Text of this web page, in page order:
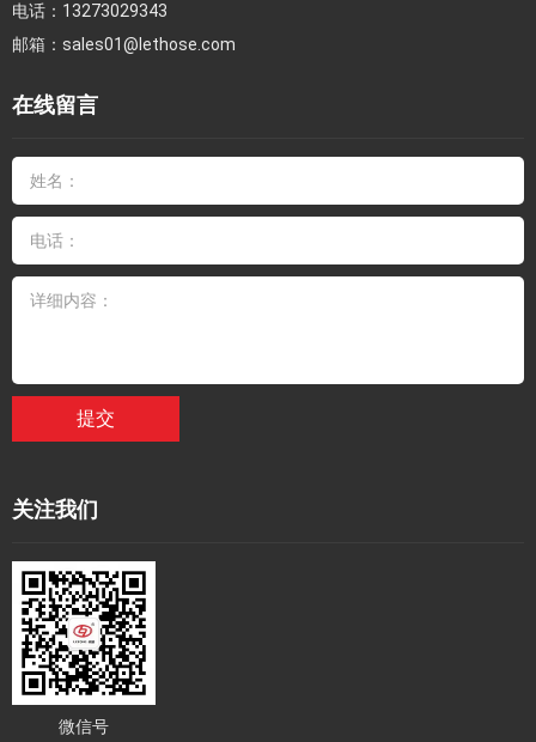
电话： 13273029343
邮箱： sales01@lethose.com
在线留言
提交
关注我们
微信号